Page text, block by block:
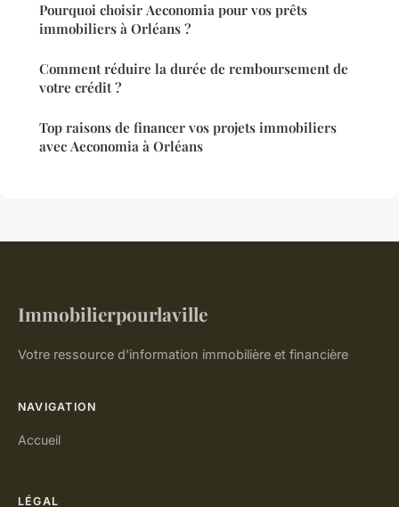
Pourquoi choisir Aeconomia pour vos prêts
immobiliers à Orléans ?
Comment réduire la durée de remboursement de
votre crédit ?
Top raisons de financer vos projets immobiliers
avec Aeconomia à Orléans
Immobilierpourlaville
Votre ressource d'information immobilière et financière
NAVIGATION
Accueil
LÉGAL